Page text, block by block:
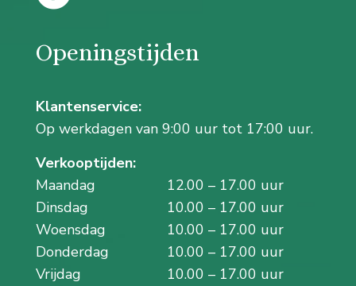
Openingstijden
Klantenservice:
Op werkdagen van 9:00 uur tot 17:00 uur.
Verkooptijden:
Maandag
12.00 – 17.00 uur
Dinsdag
10.00 – 17.00 uur
Woensdag
10.00 – 17.00 uur
Donderdag
10.00 – 17.00 uur
Vrijdag
10.00 – 17.00 uur